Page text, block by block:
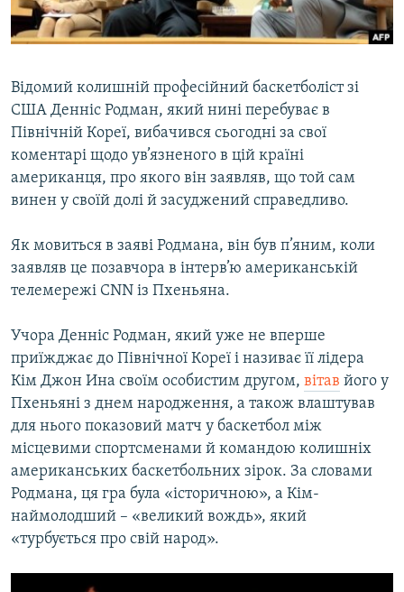
СВІДЧЕННЯ ОКУПАЦІЇ
УКРАЇНСЬКА ПРОБЛЕМА КРИМУ
Qırımtatar
Усі сайти RFE/RL
Відомий колишній професійний баскетболіст зі
США Денніс Родман, який нині перебуває в
Північній Кореї, вибачився сьогодні за свої
коментарі щодо ув’язненого в цій країні
американця, про якого він заявляв, що той сам
винен у своїй долі й засуджений справедливо.
Як мовиться в заяві Родмана, він був п’яним, коли
заявляв це позавчора в інтерв’ю американській
телемережі CNN із Пхеньяна.
Учора Денніс Родман, який уже не вперше
приїжджає до Північної Кореї і називає її лідера
Кім Джон Ина своїм особистим другом, вітав його у
Пхеньяні з днем народження, а також влаштував
для нього показовий матч у баскетбол між
місцевими спортсменами й командою колишніх
американських баскетбольних зірок. За словами
Родмана, ця гра була «історичною», а Кім-
наймолодший – «великий вождь», який
«турбується про свій народ».